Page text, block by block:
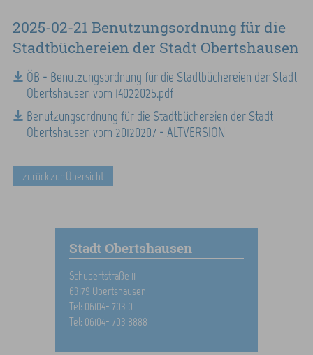
2025-02-21 Benutzungsordnung für die
Stadtbüchereien der Stadt Obertshausen
ÖB - Benutzungsordnung für die Stadtbüchereien der Stadt
Obertshausen vom 14022025.pdf
Benutzungsordnung für die Stadtbüchereien der Stadt
Obertshausen vom 20120207 - ALTVERSION
zurück zur Übersicht
Stadt Obertshausen
Schubertstraße 11
63179 Obertshausen
Tel: 06104- 703 0
Tel: 06104- 703 8888